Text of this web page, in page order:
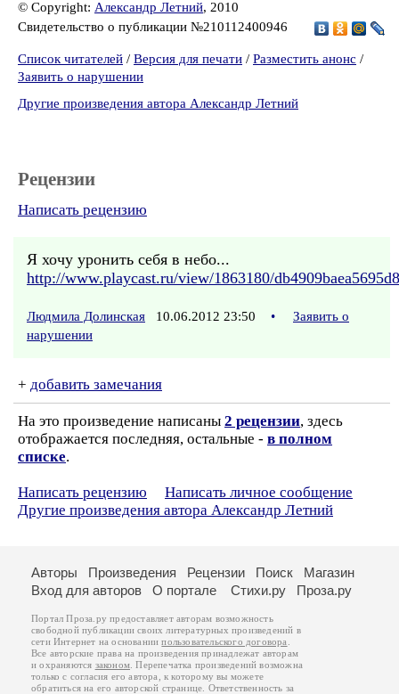
© Copyright: Александр Летний, 2010
Свидетельство о публикации №210112400946
Список читателей / Версия для печати / Разместить анонс /
Заявить о нарушении
Другие произведения автора Александр Летний
Рецензии
Написать рецензию
Я хочу уронить себя в небо...
http://www.playcast.ru/view/1863180/
Людмила Долинская 10.06.2012 23:50 •
Заявить о
нарушении
+ добавить замечания
На это произведение написаны 2 рецензии, здесь
отображается последняя, остальные - в полном
списке.
Написать рецензию
Написать личное сообщение
Другие произведения автора Александр Летний
Авторы Произведения Рецензии Поиск
Магазин
Вход для авторов
О портале Стихи.ру Проза.ру
Портал Проза.ру предоставляет авторам возможность
свободной публикации своих литературных произведений в
сети Интернет на основаниипользовательского договора
Все авторские права на произведения принадлежат авторам
и охраняются законом . Перепечатка произведений возможна
только с согласия его автора, к которому вы можете
обратиться на его авторской странице. Ответственность за